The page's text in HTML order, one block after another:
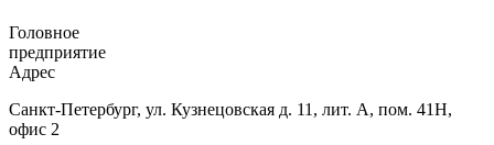
Головное
предприятие
Адрес
Санкт-Петербург, ул. Кузнецовская д. 11, лит. А, пом. 41Н,
офис 2